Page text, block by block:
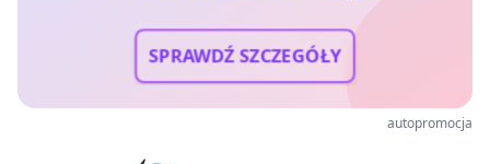
SPRAWDŹ SZCZEGÓŁY
autopromocja